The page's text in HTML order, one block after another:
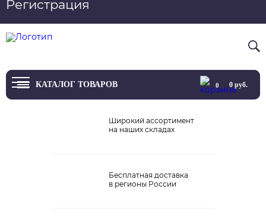
Регистрация
Вход
КАТАЛОГ ТОВАРОВ 0 0руб.
Широкий ассортимент
на наших складах
Бесплатная доставка
в регионы России